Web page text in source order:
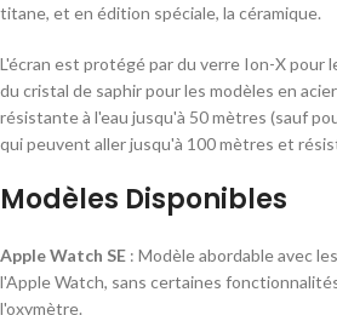
titane, et en édition spéciale, la céramique.
L'écran est protégé par du verre Ion-X pour
du cristal de saphir pour les modèles en
résistante à l'eau jusqu'à 50 mètres (sauf
qui peuvent aller jusqu'à 100 mètres et
Modèles Disponibles
Apple Watch SE : Modèle abordable avec
l'Apple Watch, sans certaines
l'oxymètre.